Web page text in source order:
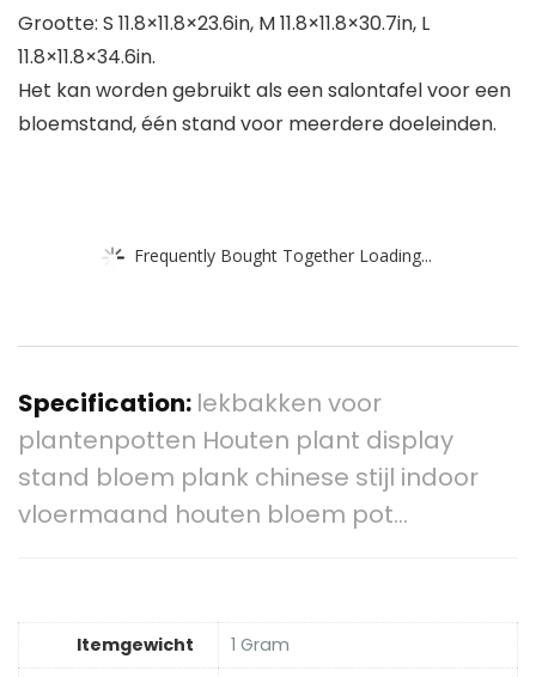
Grootte: S 11.8×11.8×23.6in, M 11.8×11.8×30.7in, L
11.8×11.8×34.6in.
Het kan worden gebruikt als een salontafel voor een
bloemstand, één stand voor meerdere doeleinden.
Frequently Bought Together Loading...
Specification: lekbakken voor
plantenpotten Houten plant display
stand bloem plank chinese stijl indoor
vloermaand houten bloem pot…
Itemgewicht
‎1 Gram